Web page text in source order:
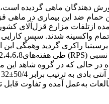
دهندگان ماهی گردیده است،
ضد این بیماری در ماهی
ازتلفات مزارع قزل‌آلای
به‌عمل آمده و تفاوت